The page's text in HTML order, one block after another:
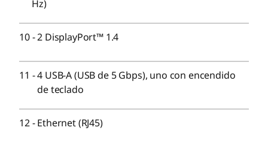
2 DisplayPort™ 1.4
HDMI®2.1 (admite resolución de hasta 4K a 60 Hz)
Ethernet (RJ45)
Opcional: Paralelo
Opcional: 2 PS/2
Opcional: Serie
Hz)
10-2 DisplayPort™ 1.4
11 -4 USB-A (USB de 5 Gbps), uno con encendido
de teclado
12-Ethernet (RJ45)